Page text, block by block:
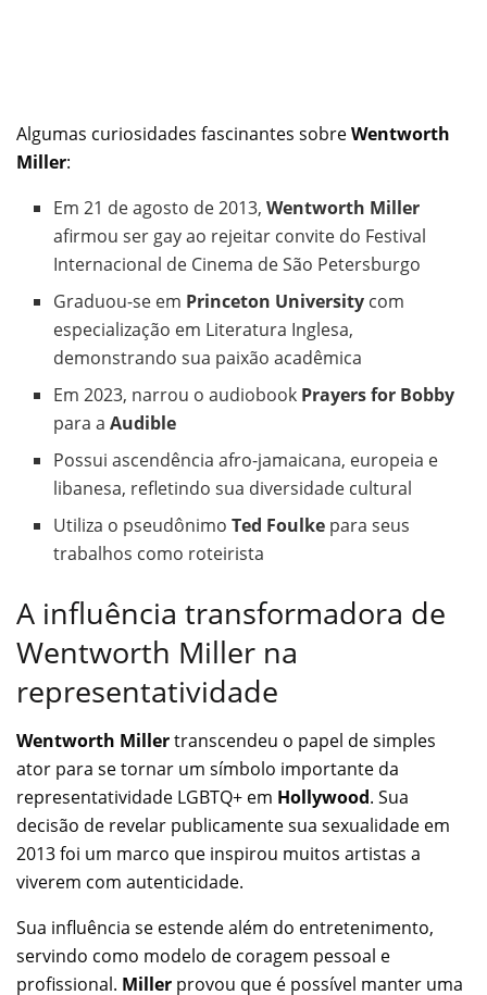
Algumas curiosidades fascinantes sobreWentworth
Miller:
Em 21 de agosto de 2013,Wentworth Miller
afirmou ser gay ao rejeitar convite do Festival
Internacional de Cinema de São Petersburgo
Graduou-se em Princeton University com
especialização em Literatura Inglesa,
demonstrando sua paixão acadêmica
Em 2023, narrou o audiobook Prayers for Bobby
para aAudible
Possui ascendência afro-jamaicana, europeia e
libanesa, refletindo sua diversidade cultural
Utiliza o pseudônimoTed Foulke para seus
trabalhos como roteirista
A influência transformadora de
Wentworth Miller na
representatividade
Wentworth Millertranscendeu o papel de simples
ator para se tornar um símbolo importante da
representatividade LGBTQ+ em Hollywood. Sua
decisão de revelar publicamente sua sexualidade em
2013 foi um marco que inspirou muitos artistas a
viverem com autenticidade.
Sua influência se estende além do entretenimento,
servindo como modelo de coragem pessoal e
profissional. Miller provou que é possível manter uma